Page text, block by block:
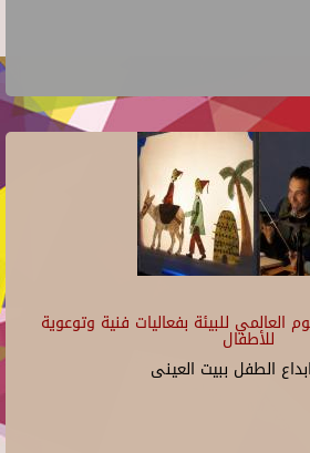
العالمي للبيئة بفعاليات فنية وتوعوية
للأطفال
الطفل ببيت العينى